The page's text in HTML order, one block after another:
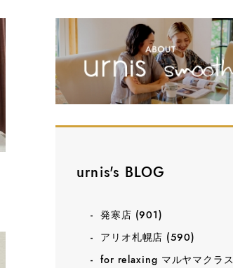
urnis's BLOG
発寒店 (901)
アリオ札幌店 (590)
for relaxing マルヤマクラス